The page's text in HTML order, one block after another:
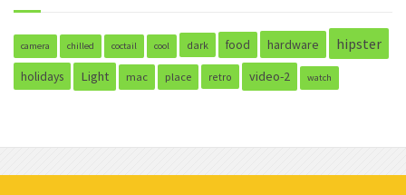
camera chilled coctail cool dark food hardware hipster
holidays Light mac place retro video-2 watch